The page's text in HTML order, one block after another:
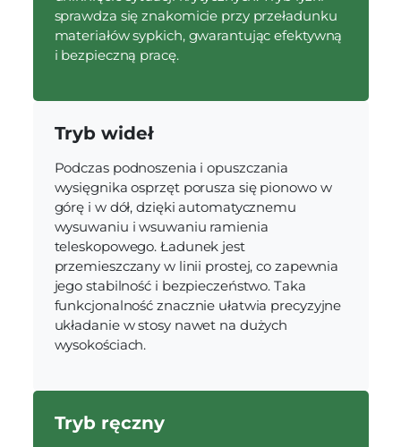
sprawdza się znakomicie przy przeładunku
materiałów sypkich, gwarantując efektywną
i bezpieczną pracę.
Tryb wideł
Podczas podnoszenia i opuszczania
wysięgnika osprzęt porusza się pionowo w
górę i w dół, dzięki automatycznemu
wysuwaniu i wsuwaniu ramienia
teleskopowego. Ładunek jest
przemieszczany w linii prostej, co zapewnia
jego stabilność i bezpieczeństwo. Taka
funkcjonalność znacznie ułatwia precyzyjne
układanie w stosy nawet na dużych
wysokościach.
Tryb ręczny